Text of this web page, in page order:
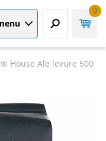
0
House Ale levure 500